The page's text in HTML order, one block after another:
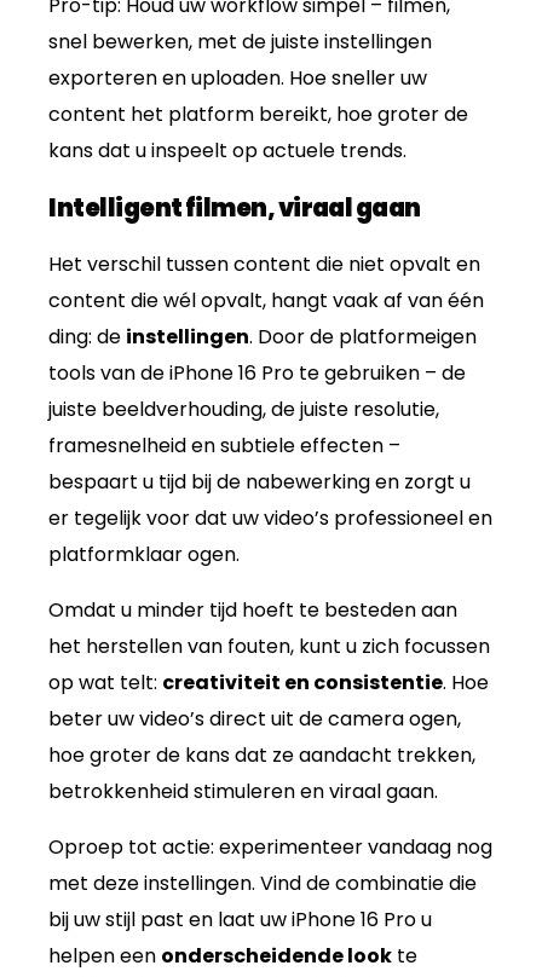
Pro-tip: Houd uw workflow simpel – filmen,
snel bewerken, met de juiste instellingen
exporteren en uploaden. Hoe sneller uw
content het platform bereikt, hoe groter de
kans dat u inspeelt op actuele trends.
Intelligent filmen, viraal gaan
Het verschil tussen content die niet opvalt en
content die wél opvalt, hangt vaak af van één
ding: de instellingen. Door de platformeigen
tools van de iPhone 16 Pro te gebruiken – de
juiste beeldverhouding, de juiste resolutie,
framesnelheid en subtiele effecten –
bespaart u tijd bij de nabewerking en zorgt u
er tegelijk voor dat uw video’s professioneel en
platformklaar ogen.
Omdat u minder tijd hoeft te besteden aan
het herstellen van fouten, kunt u zich focussen
op wat telt: creativiteit en consistentie. Hoe
beter uw video’s direct uit de camera ogen,
hoe groter de kans dat ze aandacht trekken,
betrokkenheid stimuleren en viraal gaan.
Oproep tot actie: experimenteer vandaag nog
met deze instellingen. Vind de combinatie die
bij uw stijl past en laat uw iPhone 16 Pro u
helpen een onderscheidende look te